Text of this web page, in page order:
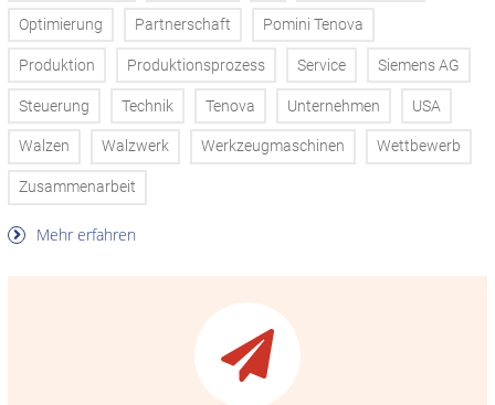
Optimierung Partnerschaft Pomini Tenova
Produktion Produktionsprozess Service Siemens AG
Steuerung Technik Tenova Unternehmen USA
Walzen Walzwerk Werkzeugmaschinen Wettbewerb
Zusammenarbeit
Mehr erfahren